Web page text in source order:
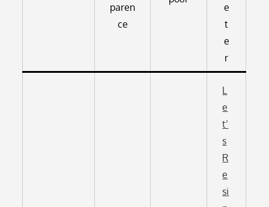
paren
ce
e
t
e
r
L
e
t’
s
R
e
si